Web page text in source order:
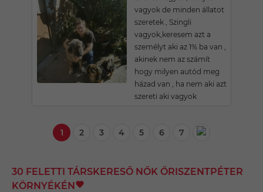
vagyok de minden állatot
szeretek , Szingli
vagyok,keresem azt a
személyt aki az 1% ba van ,
akinek nem az számít
hogy milyen autód meg
házad van , ha nem aki azt
szereti aki vagyok
1 2 3 4 5 6 7
30 FELETTI TÁRSKERESŐ NŐK ŐRISZENTPÉTER
KÖRNYÉKÉN